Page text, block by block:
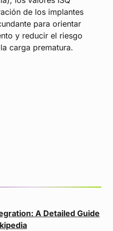
de los implantes
para orientar
y reducir el riesgo
carga prematura.
A Detailed Guide